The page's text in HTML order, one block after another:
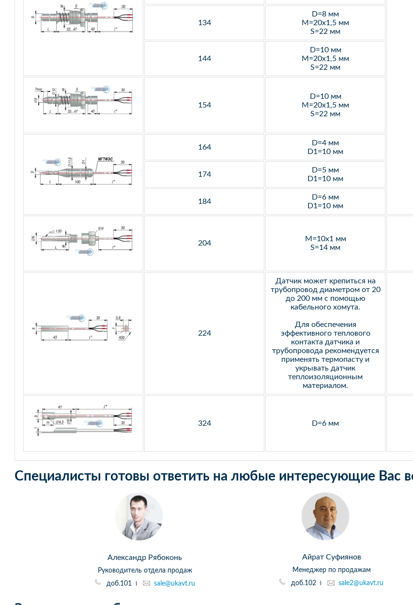
134
D=8 мм
M=20х1,5 мм
S=22 мм
144
D=10 мм
M=20х1,5 мм
S=22 мм
154
D=10 мм
M=20х1,5 мм
S=22 мм
164
D=4 мм
D1=10 мм
174
D=5 мм
D1=10 мм
184
D=6 мм
D1=10 мм
204
M=10х1 мм
S=14 мм
224
Датчик может крепиться на
трубопровод диаметром от 20
до 200 мм с помощью
кабельного хомута.
Для обеспечения
эффективного теплового
контакта датчика и
трубопровода рекомендуется
применять термопасту и
укрывать датчик
теплоизоляционным
материалом.
324 D=6 мм
Специалисты готовы ответить на любые интересующие Вас
Александр Рябоконь
Руководитель отдела продаж
доб.101
sale@ukavt.ru
Айрат Суфиянов
Менеджер по продажам
доб.102
sale2@ukavt.ru